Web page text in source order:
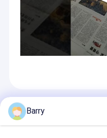
Recommended Products
Barry